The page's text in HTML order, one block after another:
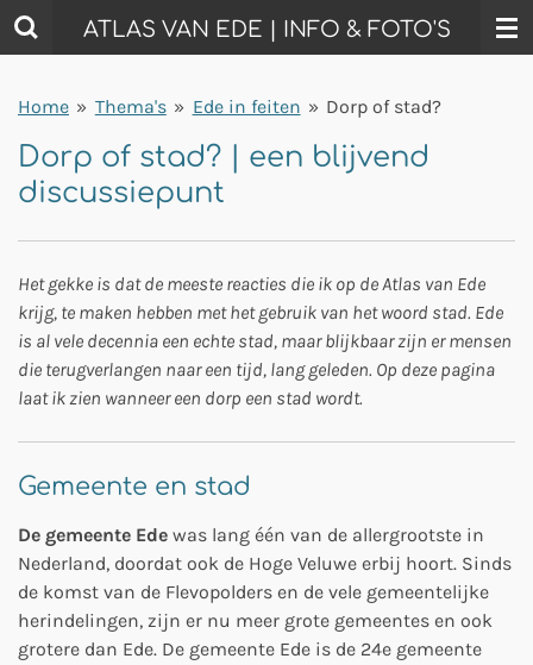
Ga
direct
de
ATLAS VAN EDE | INFO & FOTO'S
Home » Thema's » Ede in feiten » Dorp of stad?
Dorp of stad? | een blijvend
discussiepunt
Het gekke is dat de meeste reacties die ik op de Atlas van Ede
krijg, te maken hebben met het gebruik van het woord stad. Ede
is al vele decennia een echte stad, maar blijkbaar zijn er mensen
die terugverlangen naar een tijd, lang geleden. Op deze pagina
laat ik zien wanneer een dorp een stad wordt.
Gemeente en stad
De gemeente Ede was lang één van de allergrootste in
Nederland, doordat ook de Hoge Veluwe erbij hoort. Sinds
de komst van de Flevopolders en de vele gemeentelijke
herindelingen, zijn er nu meer grote gemeentes en ook
grotere dan Ede. De gemeente Ede is de 24e gemeente